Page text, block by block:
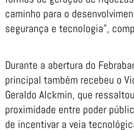
caminho para o
segurança e tecnologia”,
Durante a abertura do
principal também recebeu o
Geraldo Alckmin, que
proximidade entre poder
de incentivar a veia